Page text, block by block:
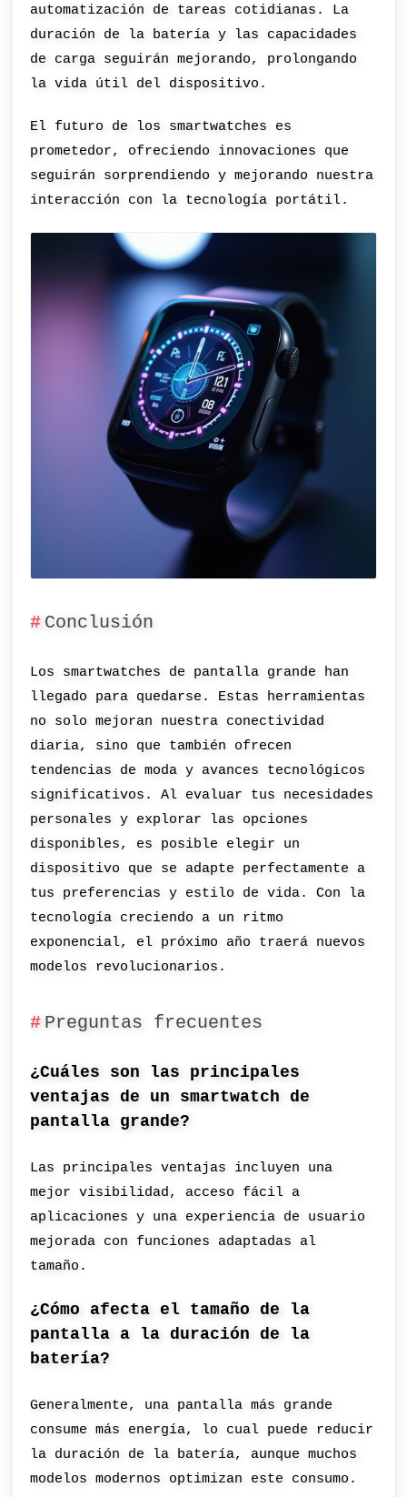
automatización de tareas cotidianas. La
duración de la batería y las capacidades
de carga seguirán mejorando, prolongando
la vida útil del dispositivo.
El futuro de los smartwatches es
prometedor, ofreciendo innovaciones que
seguirán sorprendiendo y mejorando nuestra
interacción con la tecnología portátil.
Conclusión
Los smartwatches de pantalla grande han
llegado para quedarse. Estas herramientas
no solo mejoran nuestra conectividad
diaria, sino que también ofrecen
tendencias de moda y avances tecnológicos
significativos. Al evaluar tus necesidades
personales y explorar las opciones
disponibles, es posible elegir un
dispositivo que se adapte perfectamente a
tus preferencias y estilo de vida. Con la
tecnología creciendo a un ritmo
exponencial, el próximo año traerá nuevos
modelos revolucionarios.
Preguntas frecuentes
¿Cuáles son las principales
ventajas de un smartwatch de
pantalla grande?
Las principales ventajas incluyen una
mejor visibilidad, acceso fácil a
aplicaciones y una experiencia de usuario
mejorada con funciones adaptadas al
tamaño.
¿Cómo afecta el tamaño de la
pantalla a la duración de la
batería?
Generalmente, una pantalla más grande
consume más energía, lo cual puede reducir
la duración de la batería, aunque muchos
modelos modernos optimizan este consumo.